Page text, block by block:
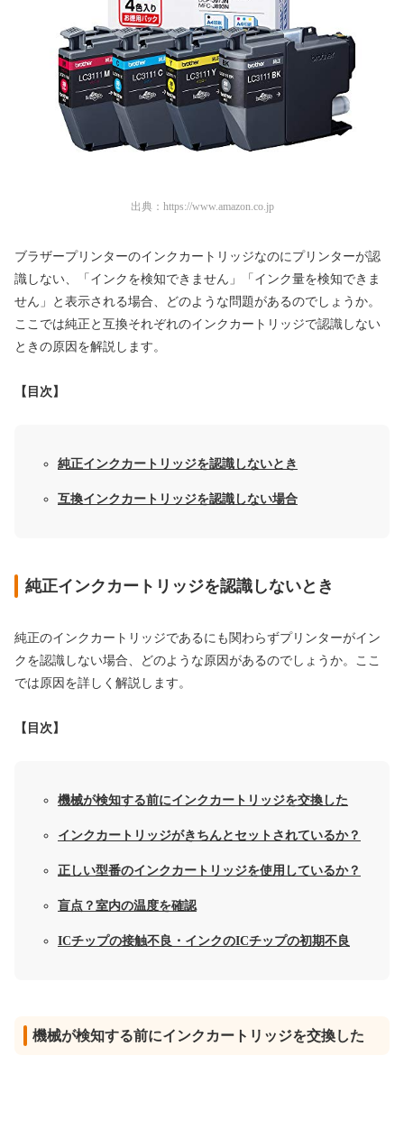
出典： https://www.amazon.co.jp
ブラザープリンターのインクカートリッジなのにプリンターが認
識しない、「インクを検知できません」「インク量を検知できま
せん」と表示される場合、どのような問題があるのでしょうか。
ここでは純正と互換それぞれのインクカートリッジで認識しない
ときの原因を解説します。
【目次】
純正インクカートリッジを認識しないとき
互換インクカートリッジを認識しない場合
純正インクカートリッジを認識しないとき
純正のインクカートリッジであるにも関わらずプリンターがイン
クを認識しない場合、どのような原因があるのでしょうか。ここ
では原因を詳しく解説します。
【目次】
機械が検知する前にインクカートリッジを交換した
インクカートリッジがきちんとセットされているか？
正しい型番のインクカートリッジを使用しているか？
盲点？室内の温度を確認
ICチップの接触不良・インクのICチップの初期不良
機械が検知する前にインクカートリッジを交換した